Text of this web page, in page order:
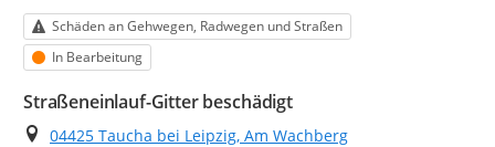
Kategorie
Schäden an Gehwegen, Radwegen und Straßen
Status
In Bearbeitung
Straßeneinlauf-Gitter beschädigt
Ort
04425 Taucha bei Leipzig, Am Wachberg